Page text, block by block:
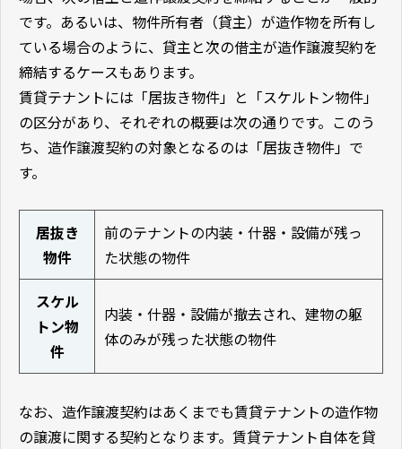
です。あるいは、物件所有者（貸主）が造作物を所有し
ている場合のように、貸主と次の借主が造作譲渡契約を
締結するケースもあります。
賃貸テナントには「居抜き物件」と「スケルトン物件」
の区分があり、それぞれの概要は次の通りです。このう
ち、造作譲渡契約の対象となるのは「居抜き物件」で
す。
居抜き
物件
前のテナントの内装・什器・設備が残っ
た状態の物件
スケル
トン物
件
内装・什器・設備が撤去され、建物の躯
体のみが残った状態の物件
なお、造作譲渡契約はあくまでも賃貸テナントの造作物
の譲渡に関する契約となります。賃貸テナント自体を貸